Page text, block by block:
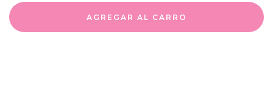
AGREGAR AL CARRO